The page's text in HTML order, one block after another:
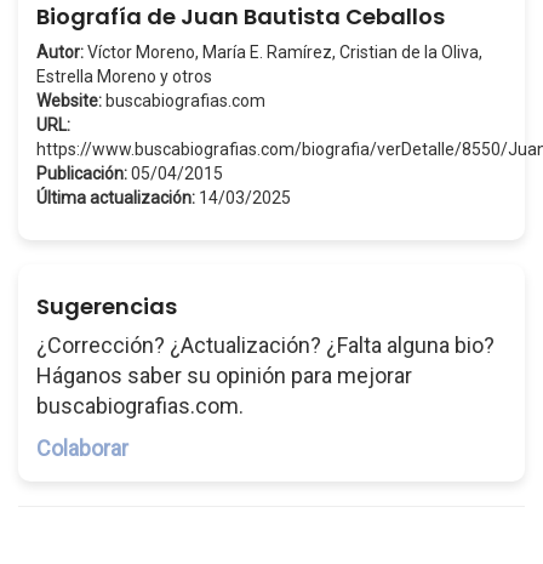
Biografía de Juan Bautista Ceballos
Autor:Víctor Moreno, María E. Ramírez, Cristian de la Oliva,
Estrella Moreno y otros
Website: buscabiografias.com
URL:
https://www.buscabiografias.com/biografia/verDetalle/8550/
Publicación:05/04/2015
Última actualización: 14/03/2025
Sugerencias
¿Corrección? ¿Actualización? ¿Falta alguna bio?
Háganos saber su opinión para mejorar
buscabiografias.com.
Colaborar